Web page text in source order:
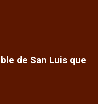
de San Luis que